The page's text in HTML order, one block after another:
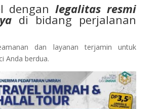
denganlegalitas resmi
di bidang perjalanan
dan layanan terjamin untuk
Anda berdua.